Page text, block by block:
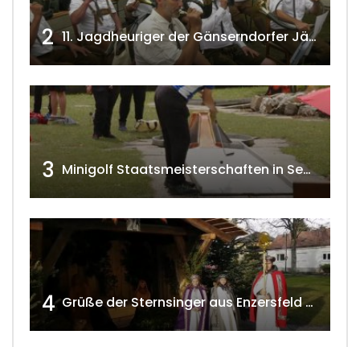
2 11. Jagdheuriger der Gänserndorfer Jäger 2020 w4tv166
3 Minigolf Staatsmeisterschaften in Seefeld-Kadolz w4tv174
4 Grüße der Sternsinger aus Enzersfeld – Klein-Engersdorf 2021 w4tv169